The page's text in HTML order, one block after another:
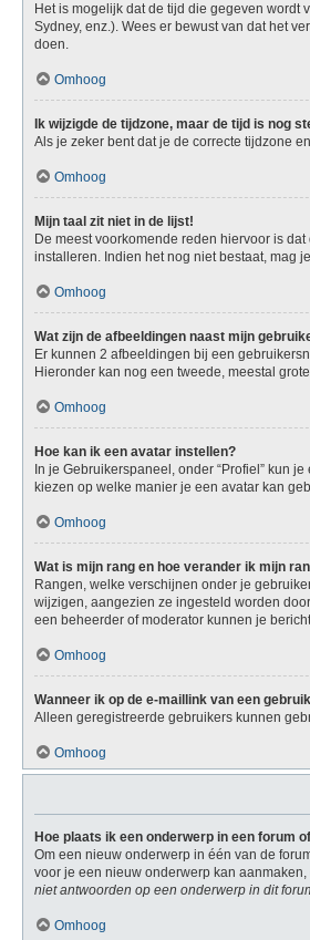
Het is mogelijk dat de tijd die gegeven wordt
Sydney, enz.). Wees er bewust van dat het
doen.
Omhoog
Ik wijzigde de tijdzone, maar de tijd is nog
Als je zeker bent dat je de correcte tijdzone
Omhoog
Mijn taal zit niet in de lijst!
De meest voorkomende reden hiervoor is
installeren. Indien het nog niet bestaat, mag
Omhoog
Wat zijn de afbeeldingen naast mijn
Er kunnen 2 afbeeldingen bij een
Hieronder kan nog een tweede, meestal
Omhoog
Hoe kan ik een avatar instellen?
In je Gebruikerspaneel, onder “Profiel” kun
kiezen op welke manier je een avatar kan
Omhoog
Wat is mijn rang en hoe verander ik mijn
Rangen, welke verschijnen onder je
wijzigen, aangezien ze ingesteld worden
een beheerder of moderator kunnen je
Omhoog
Wanneer ik op de e-maillink van een
Alleen geregistreerde gebruikers kunnen
Omhoog
Hoe plaats ik een onderwerp in een forum
Om een nieuw onderwerp in één van de
voor je een nieuw onderwerp kan
niet antwoorden op een onderwerp in dit
Omhoog